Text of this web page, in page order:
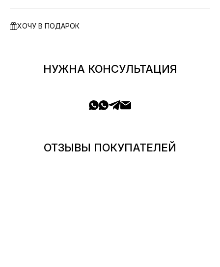
ХОЧУ В ПОДАРОК
НУЖНА КОНСУЛЬТАЦИЯ
ОТЗЫВЫ ПОКУПАТЕЛЕЙ